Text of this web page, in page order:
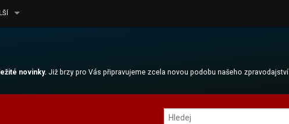
novinky.Již brzy pro Vás připravujeme zcela novou podobu našeho zpravodajství